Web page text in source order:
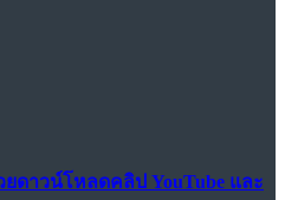
ยดาวน์โหลดคลิป YouTube และ